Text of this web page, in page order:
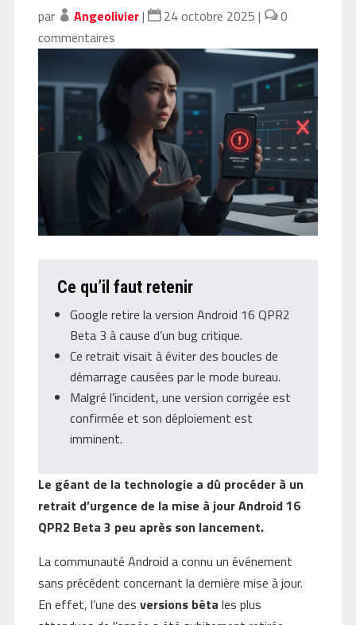
par Angeolivier| 24 octobre 2025 |
0
commentaires
Ce qu’il faut retenir
Google retire la version Android 16 QPR2
Beta 3 à cause d’un bug critique.
Ce retrait visait à éviter des boucles de
démarrage causées par le mode bureau.
Malgré l’incident, une version corrigée est
confirmée et son déploiement est
imminent.
Le géant de la technologie a dû procéder à un
retrait d’urgence de la mise à jour Android 16
QPR2 Beta 3 peu après son lancement.
La communauté Android a connu un événement
sans précédent concernant la dernière mise à jour.
En effet, l’une des versions bêta les plus